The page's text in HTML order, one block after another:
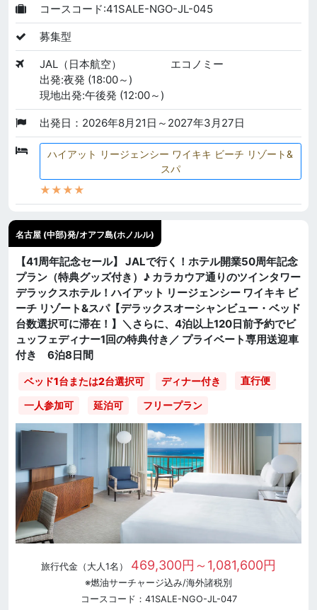
コースコード:41SALE-NGO-JL-045
募集型
JAL（日本航空）
エコノミー
出発:夜発 (18:00～)
現地出発:午後発 (12:00～)
出発日：2026年8月21日～2027年3月27日
ハイアット リージェンシー ワイキキ ビーチ リゾート&
スパ
★★★★
名古屋 (中部)発/オアフ島(ホノルル)
【41周年記念セール】 JALで行く！ホテル開業50周年記念
プラン（特典グッズ付き）♪ カラカウア通りのツインタワー
デラックスホテル！ハイアット リージェンシー ワイキキ ビ
ーチ リゾート&スパ【デラックスオーシャンビュー・ベッド
台数選択可に滞在！】＼さらに、4泊以上120日前予約でビ
ュッフェディナー1回の特典付き／ プライベート専用送迎車
付き 6泊8日間
ベッド1台または2台選択可 ディナー付き 直行便
一人参加可 延泊可 フリープラン
旅行代金（大人1名） 469,300円～1,081,600円
※燃油サーチャージ込み/海外諸税別
コースコード：41SALE-NGO-JL-047